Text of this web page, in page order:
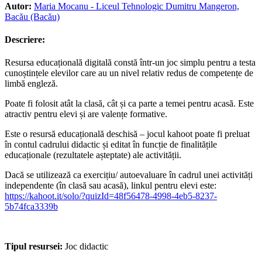
Autor: Maria Mocanu - Liceul Tehnologic Dumitru Mangeron,
Bacău (Bacău)
Descriere:
Resursa educațională digitală constă într-un joc simplu pentru a testa
cunoștințele elevilor care au un nivel relativ redus de competențe de
limbă engleză.
Poate fi folosit atât la clasă, cât și ca parte a temei pentru acasă. Este
atractiv pentru elevi și are valențe formative.
Este o resursă educațională deschisă – jocul kahoot poate fi preluat
în contul cadrului didactic și editat în funcție de finalitățile
educaționale (rezultatele așteptate) ale activității.
Dacă se utilizează ca exercițiu/ autoevaluare în cadrul unei activități
independente (în clasă sau acasă), linkul pentru elevi este:
https://kahoot.it/solo/?quizId=48f56478-4998-4eb5-8237-
5b74fca3339b
Tipul resursei: Joc didactic